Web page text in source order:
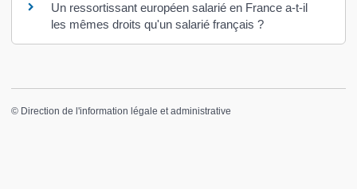
Un ressortissant européen salarié en France a-t-il
les mêmes droits qu'un salarié français ?
© Direction de l'information légale et administrative